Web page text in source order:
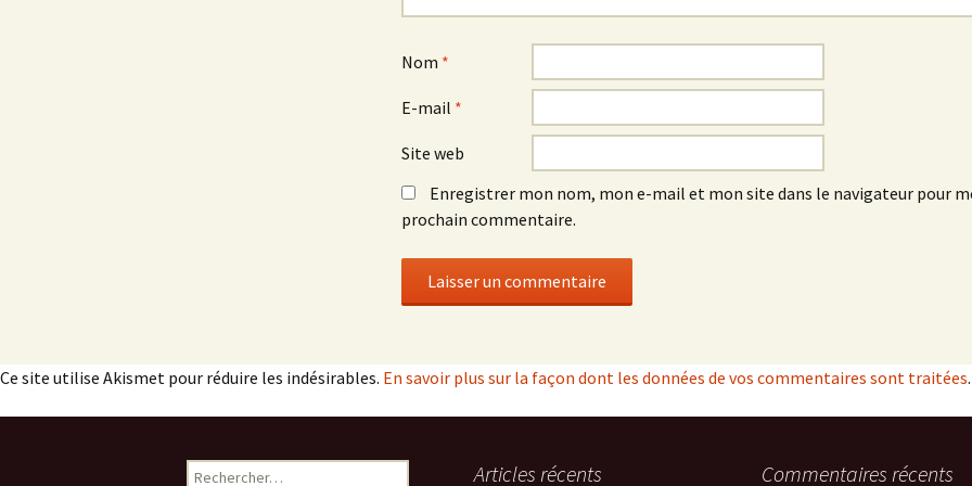
Nom *
E-mail *
Site web
Enregistrer mon nom, mon e-mail et mon site dans le navigateur pour
prochain commentaire.
Ce site utilise Akismet pour réduire les indésirables. En savoir plus sur la façon dont les données de vos commentaires sont traitées.
Rechercher : Articles récents Commentaires récents